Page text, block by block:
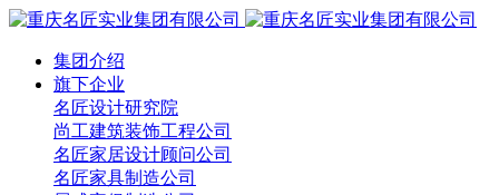
集团介绍
旗下企业
名匠设计研究院
尚工建筑装饰工程公司
名匠家居设计顾问公司
名匠家具制造公司